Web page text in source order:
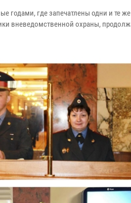
годами, где запечатлены одни и те
вневедомственной охраны,